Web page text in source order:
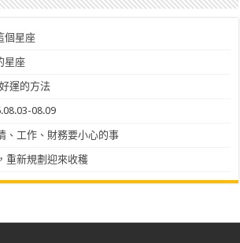
個星座
星座
運的方法
08.09
、工作、財務要小心的事
重新規劃迎來收穫